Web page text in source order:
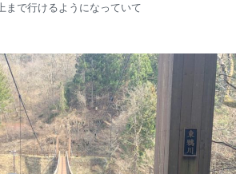
上まで行けるようになっていて